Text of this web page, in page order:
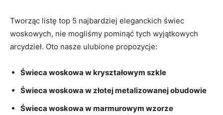
Tworząc ‍listę⁤ top 5‍ najbardziej eleganckich świec
‌woskowych, nie ⁢mogliśmy ‌pominąć tych wyjątkowych
arcydzieł. Oto nasze ulubione ⁢propozycje:
Świeca‌ woskowa w kryształowym​ szkle
Świeca woskowa ⁢w złotej‌ metalizowanej obudowie
Świeca woskowa ⁢w marmurowym wzorze